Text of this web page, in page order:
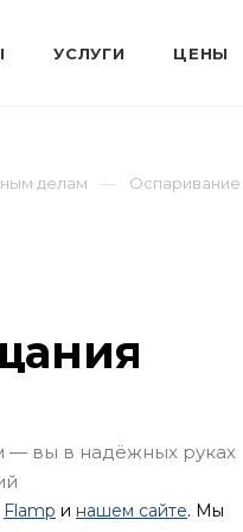
делам
— вы в надёжных руках
Flamp и нашем сайте. Мы